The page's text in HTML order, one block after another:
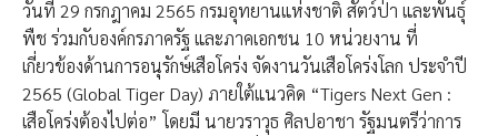
วันที่ 29 กรกฎาคม 2565 กรมอุทยานแห่งชาติ สัตว์ป่า และพันธุ์
พืช ร่วมกับองค์กรภาครัฐ และภาคเอกชน 10 หน่วยงาน ที่
เกี่ยวข้องด้านการอนุรักษ์เสือโคร่ง จัดงานวันเสือโคร่งโลก ประจำปี
2565 (Global Tiger Day) ภายใต้แนวคิด “Tigers Next Gen :
เสือโคร่งต้องไปต่อ” โดยมี นายวราวุธ ศิลปอาชา รัฐมนตรีว่าการ